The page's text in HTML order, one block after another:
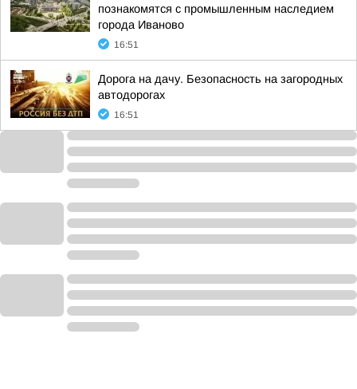
познакомятся с промышленным наследием
города Иваново
16:51
Дорога на дачу. Безопасность на загородных
автодорогах
16:51